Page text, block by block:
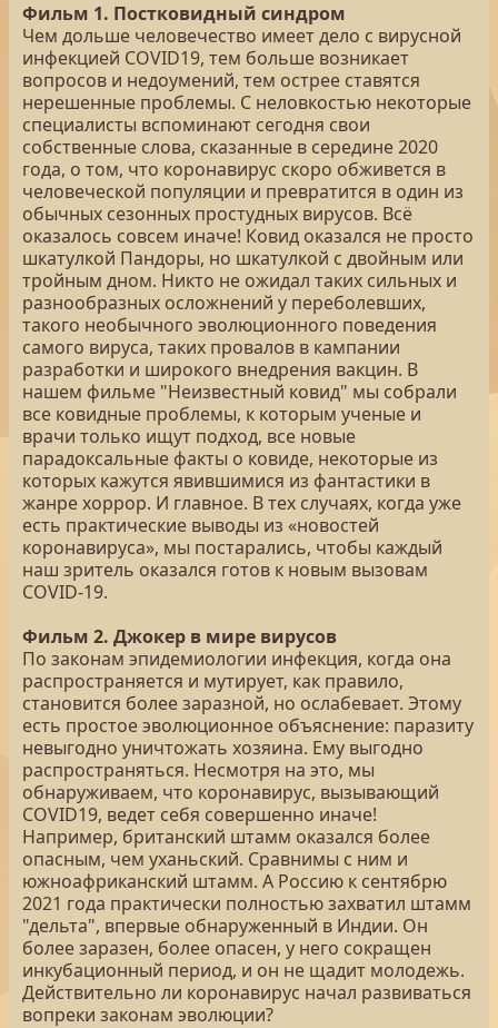
Фильм 1. Постковидный синдром
Чем дольше человечество имеет дело с вирусной
инфекцией COVID19, тем больше возникает
вопросов и недоумений, тем острее ставятся
нерешенные проблемы. С неловкостью некоторые
специалисты вспоминают сегодня свои
собственные слова, сказанные в середине 2020
года, о том, что коронавирус скоро обживется в
человеческой популяции и превратится в один из
обычных сезонных простудных вирусов. Всё
оказалось совсем иначе! Ковид оказался не просто
шкатулкой Пандоры, но шкатулкой с двойным или
тройным дном. Никто не ожидал таких сильных и
разнообразных осложнений у переболевших,
такого необычного эволюционного поведения
самого вируса, таких провалов в кампании
разработки и широкого внедрения вакцин. В
нашем фильме "Неизвестный ковид" мы собрали
все ковидные проблемы, к которым ученые и
врачи только ищут подход, все новые
парадоксальные факты о ковиде, некоторые из
которых кажутся явившимися из фантастики в
жанре хоррор. И главное. В тех случаях, когда уже
есть практические выводы из «новостей
коронавируса», мы постарались, чтобы каждый
наш зритель оказался готов к новым вызовам
COVID-19.
Фильм 2. Джокер в мире вирусов
По законам эпидемиологии инфекция, когда она
распространяется и мутирует, как правило,
становится более заразной, но ослабевает. Этому
есть простое эволюционное объяснение: паразиту
невыгодно уничтожать хозяина. Ему выгодно
распространяться. Несмотря на это, мы
обнаруживаем, что коронавирус, вызывающий
COVID19, ведет себя совершенно иначе!
Например, британский штамм оказался более
опасным, чем уханьский. Сравнимы с ним и
южноафриканский штамм. А Россию к сентябрю
2021 года практически полностью захватил штамм
"дельта", впервые обнаруженный в Индии. Он
более заразен, более опасен, у него сокращен
инкубационный период, и он не щадит молодежь.
Действительно ли коронавирус начал развиваться
вопреки законам эволюции?